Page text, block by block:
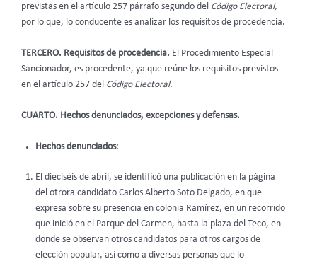
previstas en el artículo 257 párrafo segundo del Código Electoral,
por lo que, lo conducente es analizar los requisitos de procedencia.
TERCERO. Requisitos de procedencia. El Procedimiento Especial
Sancionador, es procedente, ya que reúne los requisitos previstos
en el artículo 257 del Código Electoral.
CUARTO. Hechos denunciados, excepciones y defensas.
Hechos denunciados:
El dieciséis de abril, se identificó una publicación en la página
del otrora candidato Carlos Alberto Soto Delgado, en que
expresa sobre su presencia en colonia Ramírez, en un recorrido
que inició en el Parque del Carmen, hasta la plaza del Teco, en
donde se observan otros candidatos para otros cargos de
elección popular, así como a diversas personas que lo